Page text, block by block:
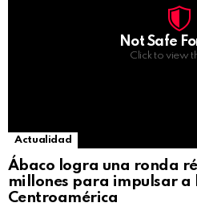
Not Safe
Click to view
Actualidad
Ábaco logra una ronda
millones para impulsar a
Centroamérica